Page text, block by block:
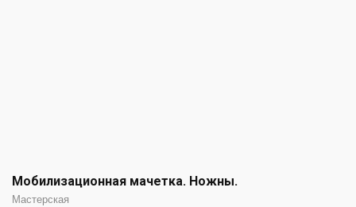
Мобилизационная мачетка. Ножны.
Мастерская